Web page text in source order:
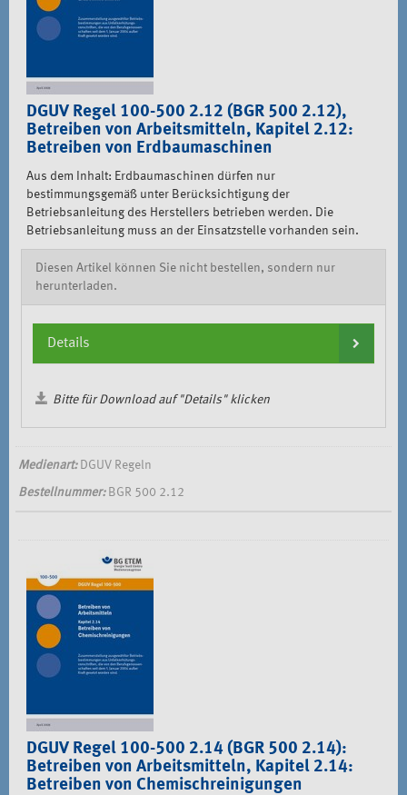
DGUV Regel 100-500 2.12 (BGR 500 2.12),
Betreiben von Arbeitsmitteln, Kapitel 2.12:
Betreiben von Erdbaumaschinen
Aus dem Inhalt: Erdbaumaschinen dürfen nur
bestimmungsgemäß unter Berücksichtigung der
Betriebsanleitung des Herstellers betrieben werden. Die
Betriebsanleitung muss an der Einsatzstelle vorhanden sein.
Diesen Artikel können Sie nicht bestellen, sondern nur
herunterladen.
Details
Bitte für Download auf "Details" klicken
Medienart:DGUV Regeln
Bestellnummer:BGR 500 2.12
DGUV Regel 100-500 2.14 (BGR 500 2.14):
Betreiben von Arbeitsmitteln, Kapitel 2.14:
Betreiben von Chemischreinigungen